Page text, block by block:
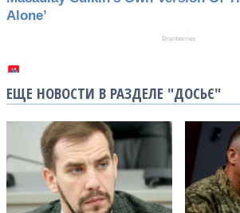
ЕЩЕ НОВОСТИ В РАЗДЕЛЕ "ДОСЬЄ"